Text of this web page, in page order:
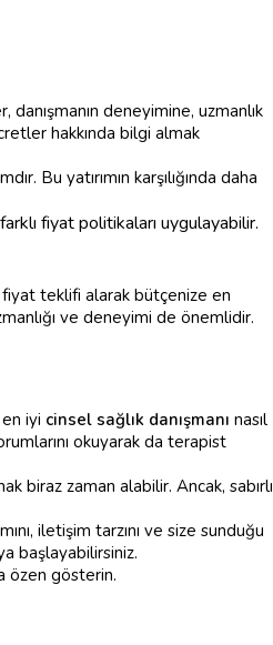
deneyimine, uzmanlık
hakkında bilgi almak
Bu yatırımın karşılığında daha
fiyat politikaları uygulayabilir.
fiyat teklifi alarak bütçenize en
ve deneyimi de önemlidir.
iyi cinsel sağlık danışmanı nasıl
okuyarak da terapist
biraz zaman alabilir. Ancak, sabırlı
iletişim tarzını ve size sunduğu
başlayabilirsiniz.
özen gösterin.